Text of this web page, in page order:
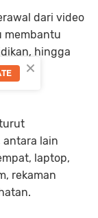
dari video
membantu
hingga
antara lain
laptop,
rekaman
×